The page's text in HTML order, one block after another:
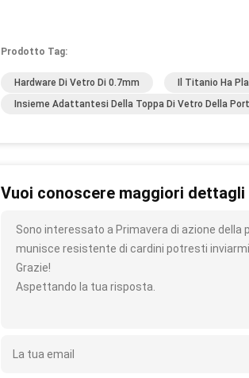
Prodotto Tag:
Hardware Di Vetro Di 0.7mm
Il Titanio Ha
Insieme Adattantesi Della Toppa Di Vetro Della
Vuoi conoscere maggiori
Sono interessato a Primavera di azione della
munisce resistente di cardini potresti
Grazie!
Aspettando la tua risposta.